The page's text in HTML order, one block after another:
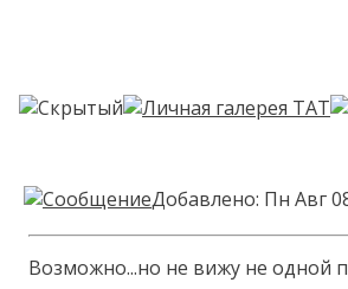
Добавлено: Пн Авг
Возможно...но не вижу не одной